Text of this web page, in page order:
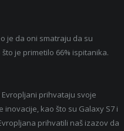
je da oni smatraju da su
je primetilo 66% ispitanika.
prihvataju svoje
kao što su Galaxy S7 i
prihvatili naš izazov da